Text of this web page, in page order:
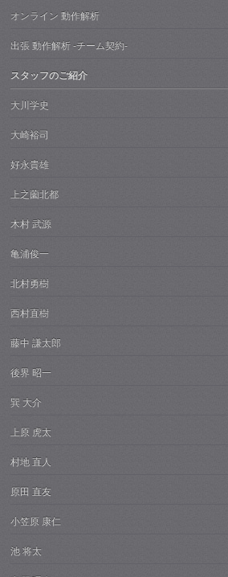
オンライン 動作解析
出張 動作解析 -チーム契約-
スタッフのご紹介
大川学史
大崎裕司
好永貴雄
上之薗北都
木村 武源
亀浦俊一
北村勇樹
西村直樹
藤中 謙太郎
後界 昭一
巽 大介
上原 虎太
村地 直人
原田 直友
小笠原 康仁
池 将太